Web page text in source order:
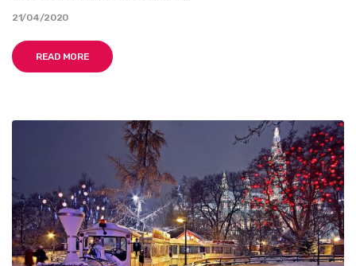
21/04/2020
READ MORE